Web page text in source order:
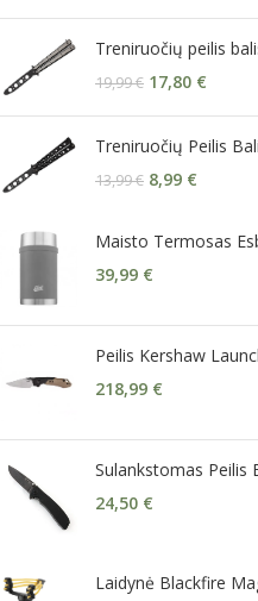
Treniruočių peilis
19,99€ 17,80 €
Treniruočių Peilis
13,99€ 8,99 €
Maisto Termosas
39,99 €
Peilis Kershaw
218,99 €
Sulankstomas Peilis
24,50 €
Laidynė Blackfire